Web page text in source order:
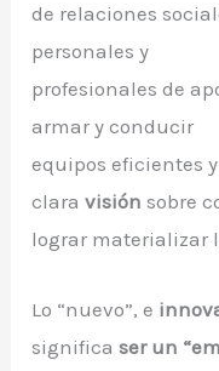
de relaciones
personales y
profesionales de
armar y conducir
equipos eficientes
claravisión sobre
lograr materializar
Lo “nuevo”, e
significaser un